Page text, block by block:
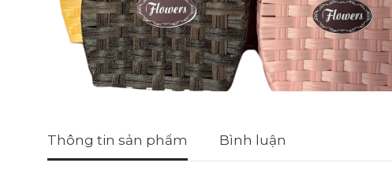
Thông tin sản phẩm Bình luận